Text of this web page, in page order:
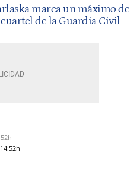
marca un máximo de
de la Guardia Civil
14:52h